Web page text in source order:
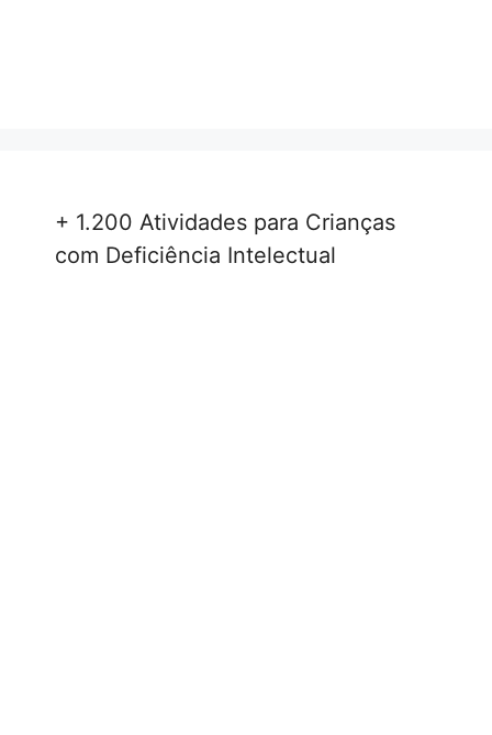
+ 1.200 Atividades para Crianças
com Deficiência Intelectual